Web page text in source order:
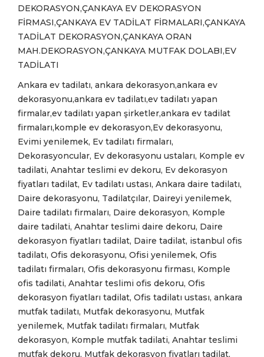
DEKORASYON,ÇANKAYA EV DEKORASYON
FİRMASI,ÇANKAYA EV TADİLAT FİRMALARI,ÇANKAYA
TADİLAT DEKORASYON,ÇANKAYA ORAN
MAH.DEKORASYON,ÇANKAYA MUTFAK DOLABI,EV
TADİLATI
Ankara ev tadilatı, ankara dekorasyon,ankara ev
dekorasyonu,ankara ev tadilatı,ev tadilatı yapan
firmalar,ev tadilatı yapan şirketler,ankara ev tadilat
firmaları,komple ev dekorasyon,Ev dekorasyonu,
Evimi yenilemek, Ev tadilatı firmaları,
Dekorasyoncular, Ev dekorasyonu ustaları, Komple ev
tadilati, Anahtar teslimi ev dekoru, Ev dekorasyon
fiyatları tadilat, Ev tadilatı ustası, Ankara daire tadilatı,
Daire dekorasyonu, Tadilatçılar, Daireyi yenilemek,
Daire tadilatı firmaları, Daire dekorasyon, Komple
daire tadilati, Anahtar teslimi daire dekoru, Daire
dekorasyon fiyatları tadilat, Daire tadilat, istanbul ofis
tadilatı, Ofis dekorasyonu, Ofisi yenilemek, Ofis
tadilatı firmaları, Ofis dekorasyonu firması, Komple
ofis tadilati, Anahtar teslimi ofis dekoru, Ofis
dekorasyon fiyatları tadilat, Ofis tadilatı ustası, ankara
mutfak tadilatı, Mutfak dekorasyonu, Mutfak
yenilemek, Mutfak tadilatı firmaları, Mutfak
dekorasyon, Komple mutfak tadilati, Anahtar teslimi
mutfak dekoru, Mutfak dekorasyon fiyatları tadilat,